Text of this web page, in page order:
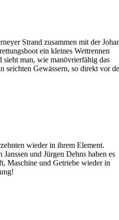
Strand zusammen mit der
ein kleines Wettrennen
sieht man, wie manövrierfähig das
seichten Gewässern, so direkt vor
wieder in ihrem Element.
und Jürgen Dehns haben es
Maschine und Getriebe wieder in